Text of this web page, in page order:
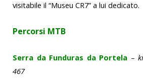
visitabile il “Museu CR7” a lui dedicato.
Percorsi MTB
Serra da Funduras da Portela –
467